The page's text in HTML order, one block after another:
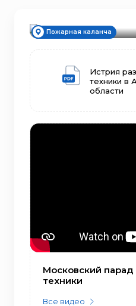
Пожарная каланча
Истрия
техники в
области
Московский
техники
Все видео